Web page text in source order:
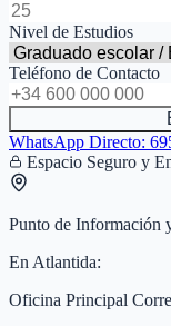
Nivel de Estudios
Teléfono de Contacto
WhatsApp Directo:
Espacio Seguro y
Punto de Información
En Atlantida:
Oficina Principal